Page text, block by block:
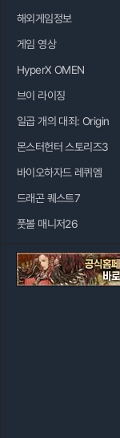
해외게임정보
게임 영상
HyperX OMEN
브이 라이징
일곱 개의 대죄: Origin
몬스터헌터 스토리즈3
바이오하자드 레퀴엠
드래곤 퀘스트7
풋볼 매니저26